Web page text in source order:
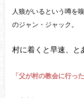
人狼がいるという噂を
のジャン・ジャック。
村に着くと早速、と
「父が村の教会に行っ